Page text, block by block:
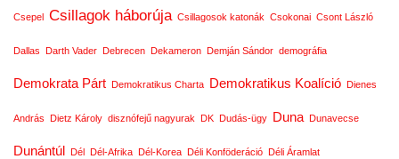
Csepel Csillagok háborúja Csillagosok katonák Csokonai Csont László
Dallas Darth Vader Debrecen Dekameron Demján Sándor demográfia
Demokrata Párt Demokratikus Charta Demokratikus Koalíció Dienes
András Dietz Károly disznófejű nagyurak DK Dudás-ügy Duna Dunavecse
Dunántúl Dél Dél-Afrika Dél-Korea Déli Konföderáció Déli Áramlat